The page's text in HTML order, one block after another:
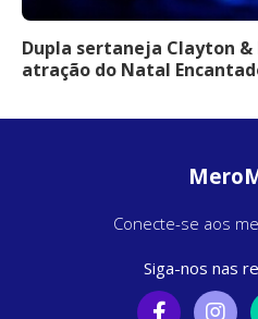
Dupla sertaneja Clayton
atração do Natal
Conecte-se aos
Siga-nos nas